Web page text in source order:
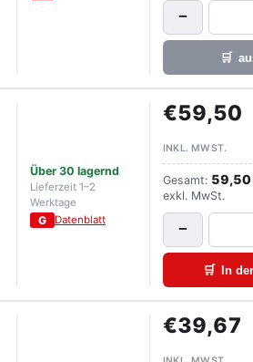
−
🛒
Über 30 lagernd
Lieferzeit 1–2
Werktage
G Datenblatt
€59,50
INKL. MWST.
Gesamt: 59,50
exkl. MwSt.
−
🛒 In
€39,67